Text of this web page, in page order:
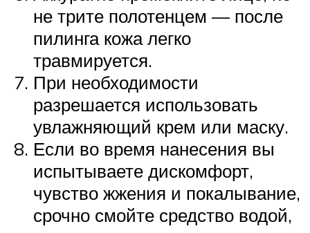
не трите полотенцем — после
пилинга кожа легко
травмируется.
При необходимости
разрешается использовать
увлажняющий крем или маску.
Если во время нанесения вы
испытываете дискомфорт,
чувство жжения и покалывание,
срочно смойте средство водой,